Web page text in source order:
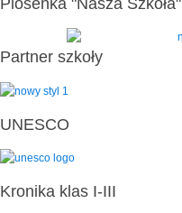
Piosenka "Nasza Szkoła"
Partner szkoły
UNESCO
Kronika klas I-III